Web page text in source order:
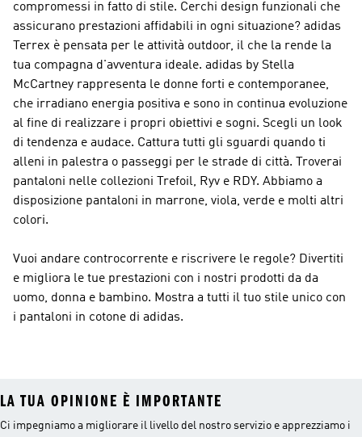
compromessi in fatto di stile. Cerchi design funzionali che
assicurano prestazioni affidabili in ogni situazione? adidas
Terrex è pensata per le attività outdoor, il che la rende la
tua compagna d'avventura ideale. adidas by Stella
McCartney rappresenta le donne forti e contemporanee,
che irradiano energia positiva e sono in continua evoluzione
al fine di realizzare i propri obiettivi e sogni. Scegli un look
di tendenza e audace. Cattura tutti gli sguardi quando ti
alleni in palestra o passeggi per le strade di città. Troverai
pantaloni nelle collezioni Trefoil, Ryv e RDY. Abbiamo a
disposizione pantaloni in marrone, viola, verde e molti altri
colori.
Vuoi andare controcorrente e riscrivere le regole? Divertiti
e migliora le tue prestazioni con i nostri prodotti da da
uomo, donna e bambino. Mostra a tutti il tuo stile unico con
i pantaloni in cotone di adidas.
LA TUA OPINIONE È IMPORTANTE
Ci impegniamo a migliorare il livello del nostro servizio e apprezziamo i